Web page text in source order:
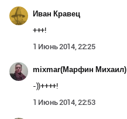
Иван Кравец
+++!
1 Июнь 2014, 22:25
mixmar(Марфин Михаил)
-))++++!
1 Июнь 2014, 22:53